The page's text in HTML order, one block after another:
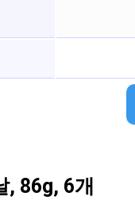
, 86g, 6개